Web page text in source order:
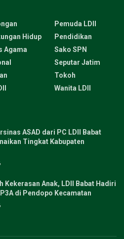
Hidup
Agama
Pemuda LDII
Pendidikan
Sako SPN
Seputar Jatim
Tokoh
Wanita LDII
ASAD dari PC LDII Babat
Tingkat Kabupaten
Kekerasan Anak, LDII Babat Hadiri
di Pendopo Kecamatan